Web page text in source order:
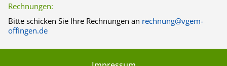
Rechnungen:
Bitte schicken Sie Ihre Rechnungen an rechnung@vgem-
offingen.de